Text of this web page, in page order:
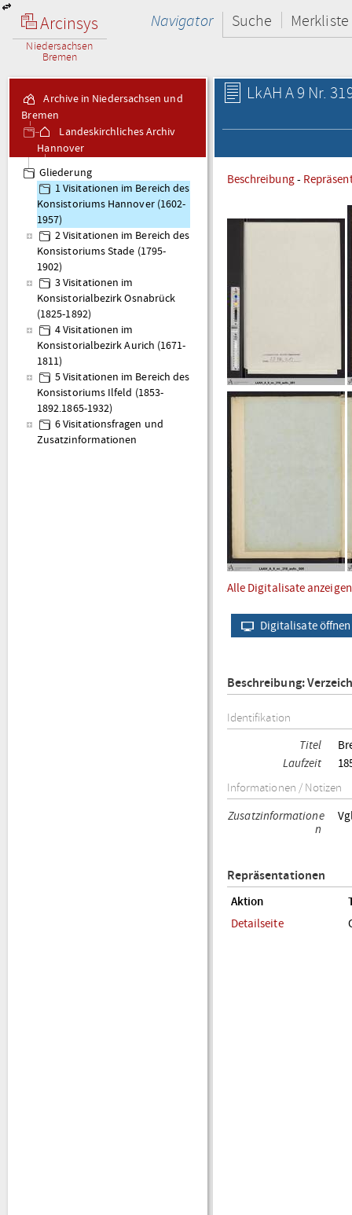
Arcinsys
Niedersachsen
Bremen
Navigator Suche Merkliste
Archive in Niedersachsen und
Bremen
Landeskirchliches Archiv
Hannover
Gliederung
1 Visitationen im Bereich des
Konsistoriums Hannover (1602-
1957)
2 Visitationen im Bereich des
Konsistoriums Stade (1795-
1902)
3 Visitationen im
Konsistorialbezirk Osnabrück
(1825-1892)
4 Visitationen im
Konsistorialbezirk Aurich (1671-
1811)
5 Visitationen im Bereich des
Konsistoriums Ilfeld (1853-
1892.1865-1932)
6 Visitationsfragen und
Zusatzinformationen
LkAH A 9 Nr.
Beschreibung-
Alle Digitalisate
Digitalisate öffnen
Beschreibung:
Identifikation
Titel
Laufzeit
Informationen / Notizen
Zusatzinformatione
n
Repräsentationen
Aktion
Detailseite